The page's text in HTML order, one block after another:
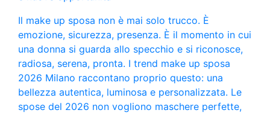
Il make up sposa non è mai solo trucco. È
emozione, sicurezza, presenza. È il momento in cui
una donna si guarda allo specchio e si riconosce,
radiosa, serena, pronta. I trend make up sposa
2026 Milano raccontano proprio questo: una
bellezza autentica, luminosa e personalizzata. Le
spose del 2026 non vogliono maschere perfette,